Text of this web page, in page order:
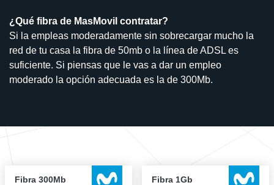
¿Qué fibra de MasMovil contratar?
Si la empleas moderadamente sin sobrecargar mucho la
red de tu casa la fibra de 50mb o la línea de ADSL es
suficiente. Si piensas que le vas a dar un empleo
moderado la opción adecuada es la de 300Mb.
Fibra 300Mb Fibra 1Gb